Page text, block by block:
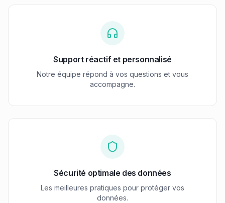
Support réactif et personnalisé
Notre équipe répond à vos questions et vous
accompagne.
Sécurité optimale des données
Les meilleures pratiques pour protéger vos
données.